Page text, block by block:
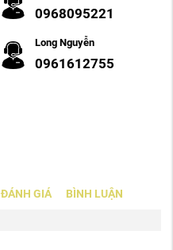
0968095221
Long Nguyễn
0961612755
ĐÁNH GIÁ BÌNH LUẬN